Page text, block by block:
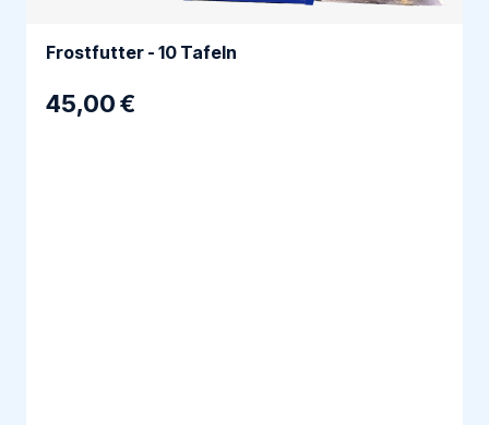
Frostfutter - 10 Tafeln
45,00 €